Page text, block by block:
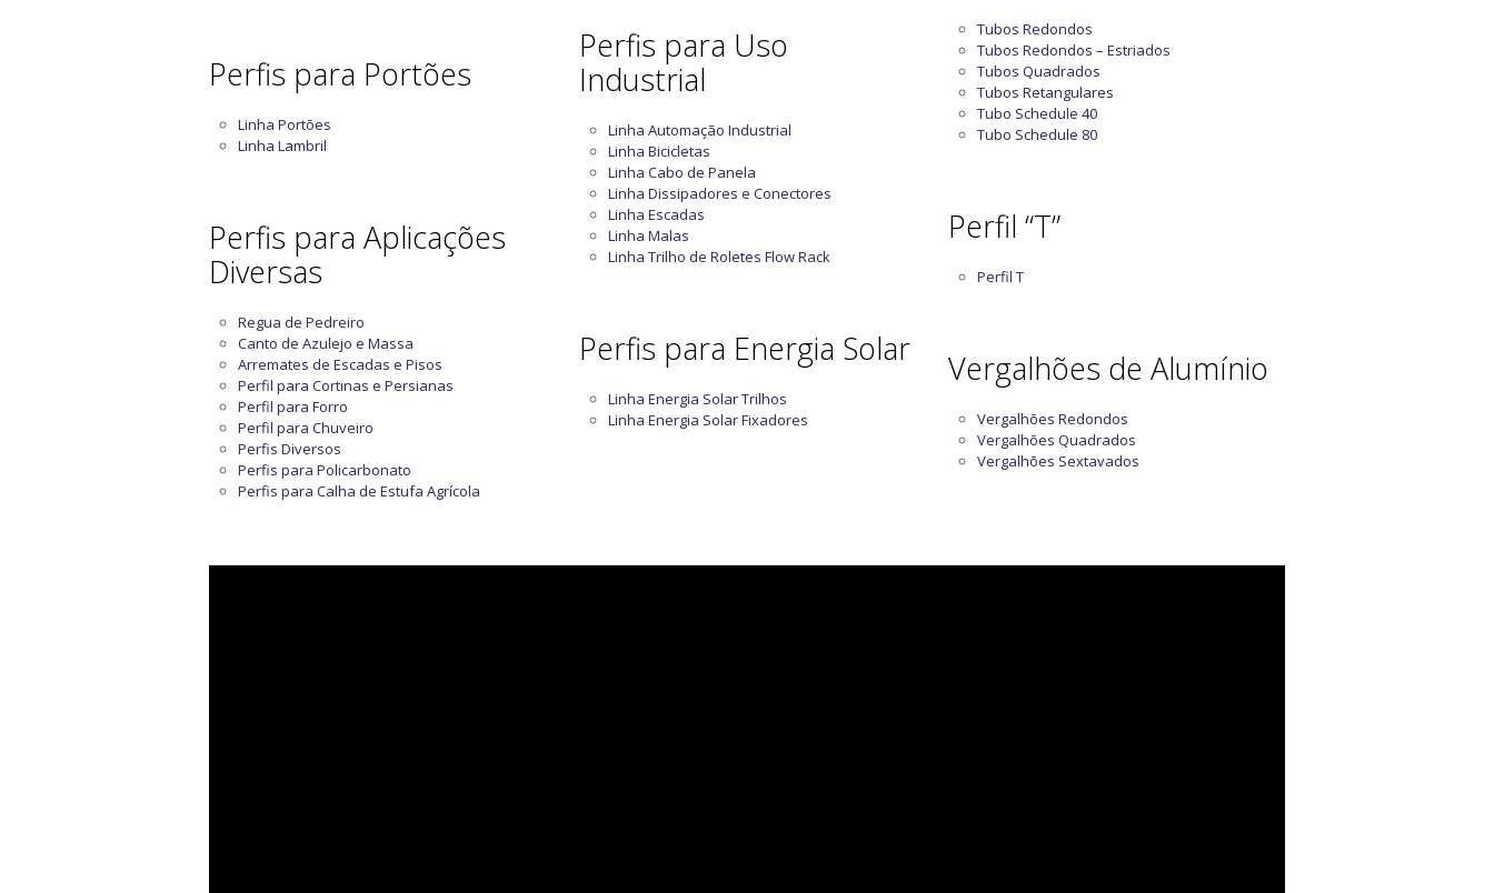
Perfis para Portões
Linha Portões
Linha Lambril
Perfis para Aplicações
Diversas
Regua de Pedreiro
Canto de Azulejo e Massa
Arremates de Escadas e Pisos
Perfil para Cortinas e Persianas
Perfil para Forro
Perfil para Chuveiro
Perfis Diversos
Perfis para Policarbonato
Perfis para Calha de Estufa Agrícola
Perfis para Uso
Industrial
Linha Automação Industrial
Linha Bicicletas
Linha Cabo de Panela
Linha Dissipadores e Conectores
Linha Escadas
Linha Malas
Linha Trilho de Roletes Flow Rack
Perfis para Energia Solar
Linha Energia Solar Trilhos
Linha Energia Solar Fixadores
Tubos Redondos
Tubos Redondos – Estriados
Tubos Quadrados
Tubos Retangulares
Tubo Schedule 40
Tubo Schedule 80
Perfil “T”
Perfil T
Vergalhões de Alumínio
Vergalhões Redondos
Vergalhões Quadrados
Vergalhões Sextavados